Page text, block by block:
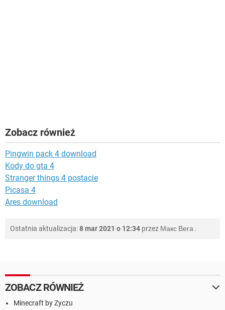
Zobacz również
Pingwin pack 4 download
Kody do gta 4
Stranger things 4 postacie
Picasa 4
Ares download
Ostatnia aktualizacja:8 mar 2021 o 12:34 przez Макс Вега .
ZOBACZ RÓWNIEŻ
Minecraft by Zyczu